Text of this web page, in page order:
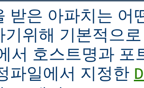
받은 아파치는 어
기위해 기본적으
서 호스트명과 포
파일에서 지정한